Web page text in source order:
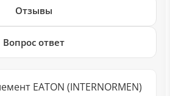
Отзывы
Вопрос ответ
EATON (INTERNORMEN)